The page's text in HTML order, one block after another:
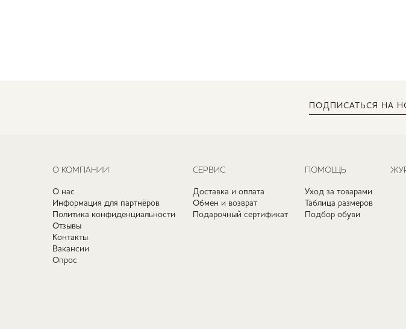
ПОДПИСАТЬСЯ НА
О КОМПАНИИ
О нас
Информация для партнёров
Политика конфиденциальности
Отзывы
Контакты
Вакансии
Опрос
СЕРВИС
Доставка и оплата
Обмен и возврат
Подарочный сертификат
ПОМОЩЬ
Уход за товарами
Таблица размеров
Подбор обуви